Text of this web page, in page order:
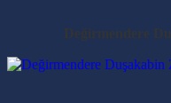
Değirmendere